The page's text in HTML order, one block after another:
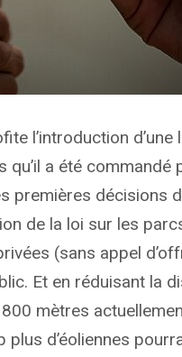
l’introduction d’une
a été commandé
premières décisions
de la loi sur les
(sans appel
Et en réduisant la
mètres
d’éoliennes